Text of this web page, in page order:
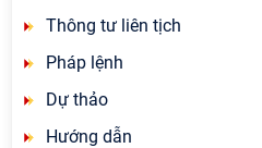
Thông tư liên tịch
Pháp lệnh
Dự thảo
Hướng dẫn